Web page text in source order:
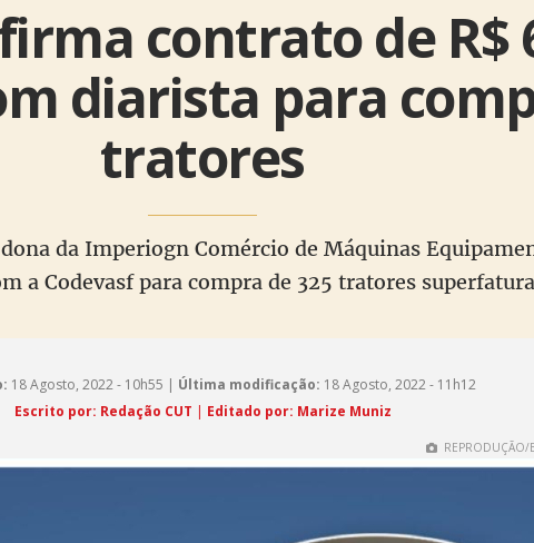
contrato de R$
diarista para
tratores
da Imperiogn Comércio de Máquinas
a Codevasf para compra de 325 tratores
18 Agosto, 2022 - 10h55 | Última modificação: 18 Agosto, 2022 - 11h12
Escrito por: Redação CUT | Editado por: Marize Muniz
REPRODUÇÃO/